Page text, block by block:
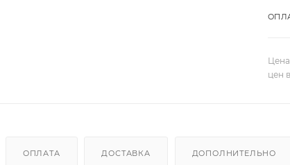
цен
ОПЛАТА ДОСТАВКА ДОПОЛНИТЕЛЬНО